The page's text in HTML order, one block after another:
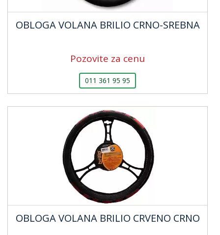
OBLOGA VOLANA BRILIO CRNO-SREBNA
Pozovite za cenu
011 361 95 95
OBLOGA VOLANA BRILIO CRVENO CRNO